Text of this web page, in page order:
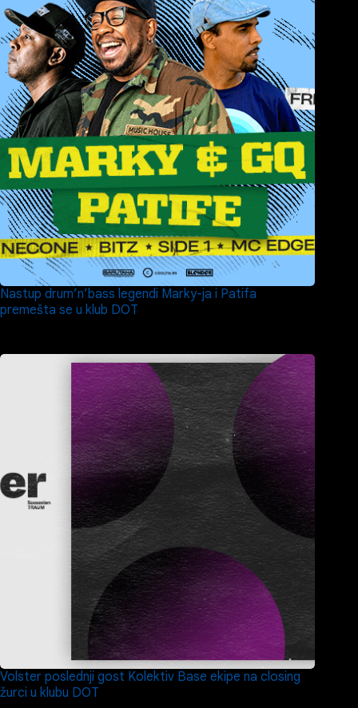
Nastup drum’n’bass legendi Marky-ja i Patifa
premešta se u klub DOT
Volster poslednji gost Kolektiv Base ekipe na closing
žurci u klubu DOT